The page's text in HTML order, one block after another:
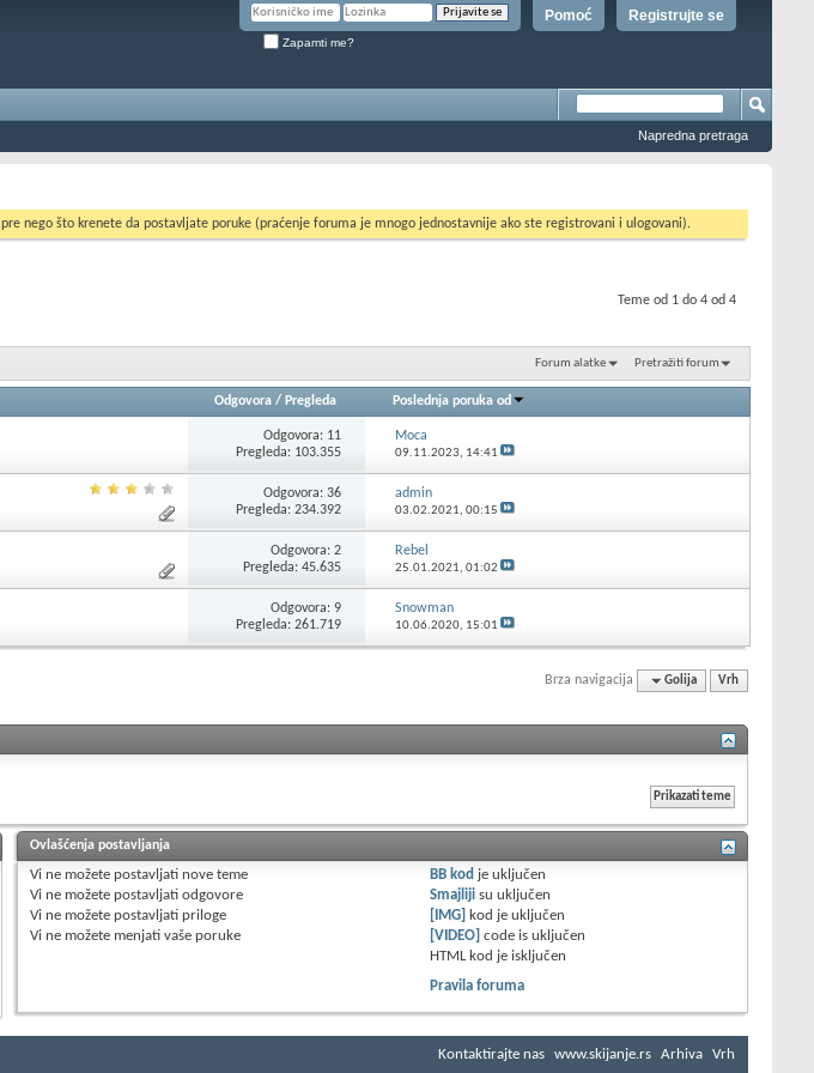
Registrujte se
Pomoć
Zapamti me?
Napredna pretraga
pre nego što krenete da postavljate poruke (praćenje foruma je mnogo jednostavnije ako ste registrovani i ulogovani).
Teme od 1 do 4 od 4
Forum alatke Pretražiti forum
Odgovora / Pregleda Poslednja poruka od
Odgovora: 11
Pregleda: 103.355
Moca
09.11.2023, 14:41
Odgovora:36
Pregleda: 234.392
admin
03.02.2021, 00:15
Odgovora:2
Pregleda: 45.635
Rebel
25.01.2021, 01:02
Odgovora:9
Pregleda: 261.719
Snowman
10.06.2020, 15:01
Brza navigacija Golija Vrh
Ovlašćenja postavljanja
Vi ne možete postavljati nove teme
Vi ne možete postavljati odgovore
Vi ne možete postavljati priloge
Vi ne možete menjati vaše poruke
BB kod jeuključen
Smajliji suuključen
[IMG] kod jeuključen
[VIDEO] code isuključen
HTML kod jeisključen
Pravila foruma
Kontaktirajte nas www.skijanje.rs Arhiva Vrh